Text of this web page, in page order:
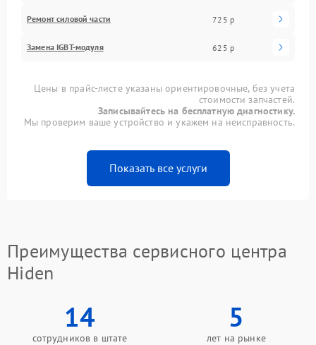
Ремонт силовой части 725 р
Замена IGBT-модуля 625 р
Цены в прайс-листе указаны ориентировочные, без учета
стоимости запчастей.
Записывайтесь на бесплатную диагностику.
Мы проверим ваше устройство и укажем на неисправность.
Показать все услуги
Преимущества сервисного центра
Hiden
14
сотрудников в штате
5
лет на рынке